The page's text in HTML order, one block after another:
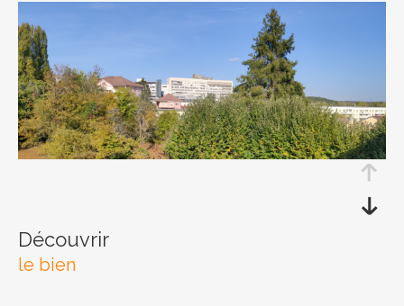
découvrir
le bien
RECHERCHER